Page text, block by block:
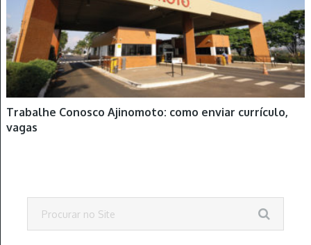
Trabalhe Conosco Ajinomoto: como enviar currículo,
vagas